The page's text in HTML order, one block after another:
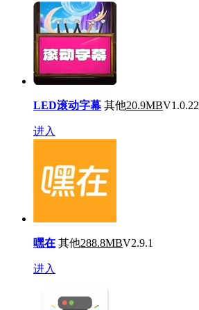
LED滚动字幕 其他20.9MBV1.0.22
进入
嘿在 其他288.8MBV2.9.1
进入